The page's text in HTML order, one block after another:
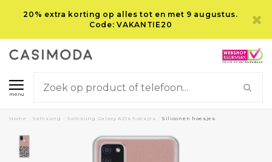
20% extra korting op alles tot en met 9 augustus.
Code: VAKANTIE20
menu
Home Samsung Samsung Galaxy A21s hoesjes Siliconen hoesjes